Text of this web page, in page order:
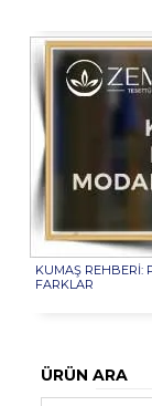
KUMAŞ REHBERI:
FARKLAR
ÜRÜN ARA